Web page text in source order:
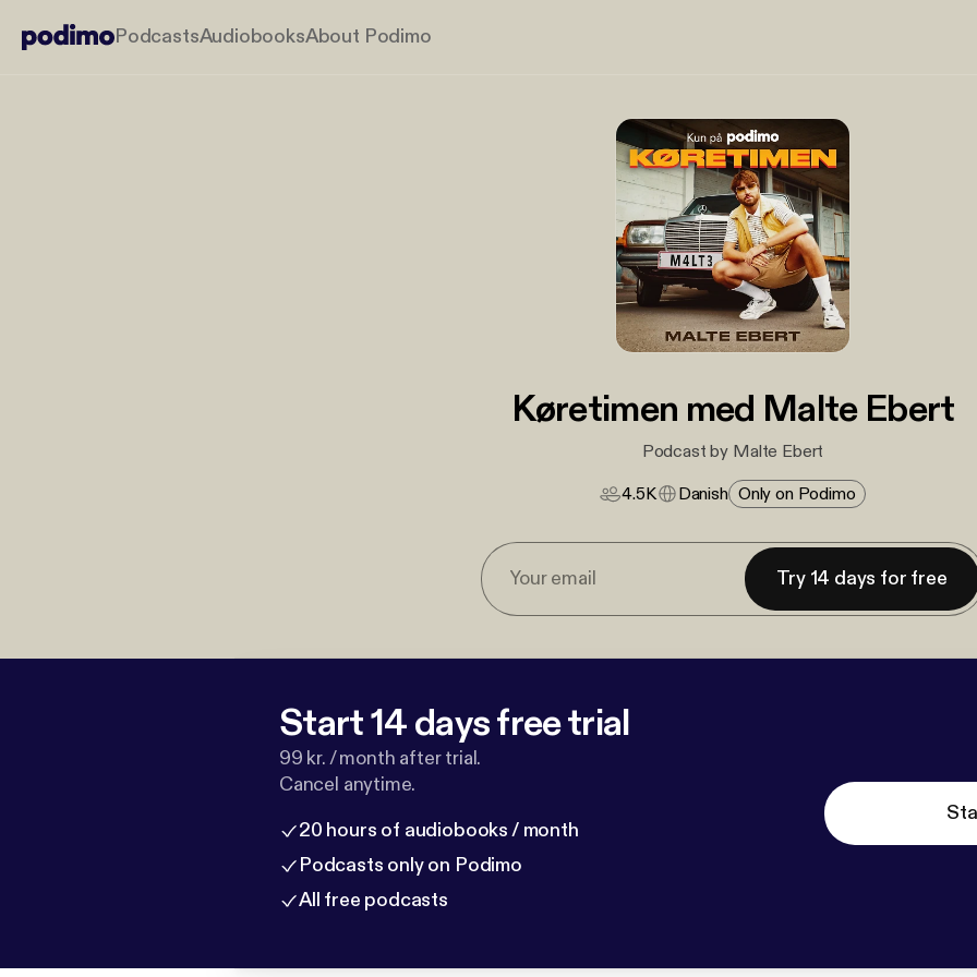
PodcastsAudiobooksAbout Podimo
Køretimen med Malte Ebert
Podcast by Malte Ebert
4.5K
Danish Only on Podimo
Try 14 days for free
Start 14 days free trial
99 kr. / month after trial.
Cancel anytime.
20 hours of audiobooks / month
Podcasts only on Podimo
All free podcasts